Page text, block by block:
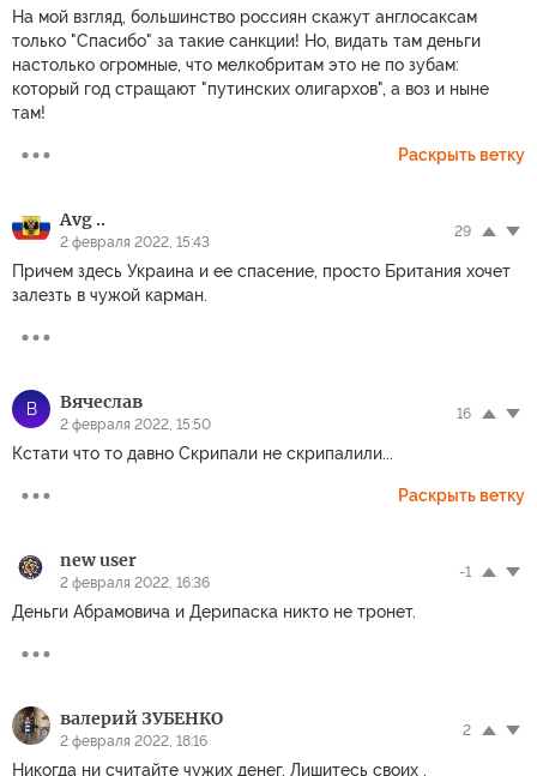
На мой взгляд, большинство россиян скажут англосаксам
только "Спасибо" за такие санкции! Но, видать там деньги
настолько огромные, что мелкобритам это не по зубам:
который год стращают "путинских олигархов", а воз и ныне
там!
Раскрыть ветку
Avg ..
2 февраля 2022, 15:43
29
Причем здесь Украина и ее спасение, просто Британия хочет
залезть в чужой карман.
В Вячеслав
2 февраля 2022, 15:50
16
Кстати что то давно Скрипали не скрипалили...
Раскрыть ветку
new user
2 февраля 2022, 16:36
-1
Деньги Абрамовича и Дерипаска никто не тронет.
валерий ЗУБЕНКО
2 февраля 2022, 18:16
2
Никогда ни считайте чужих денег. Лишитесь своих .